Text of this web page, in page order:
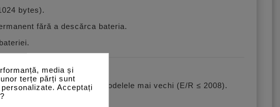
bytes).
fără a descărca bateria.
suportă inclusiv modelele mai vechi (E/R ≤ 2008).
nu sunt suportate.
media și
terțe părți sunt
Acceptați